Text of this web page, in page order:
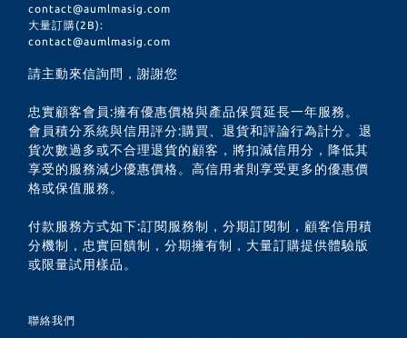
contact@aumlmasig.com
大量訂購(2B):
contact@aumlmasig.com
請主動來信詢問，謝謝您
忠實顧客會員:擁有優惠價格與產品保質延長一年服務。
會員積分系統與信用評分:購買、退貨和評論行為計分。退
貨次數過多或不合理退貨的顧客，將扣減信用分，降低其
享受的服務減少優惠價格。高信用者則享受更多的優惠價
格或保值服務。
付款服務方式如下:訂閱服務制，分期訂閱制，顧客信用積
分機制，忠實回饋制，分期擁有制，大量訂購提供體驗版
或限量試用樣品。
聯絡我們